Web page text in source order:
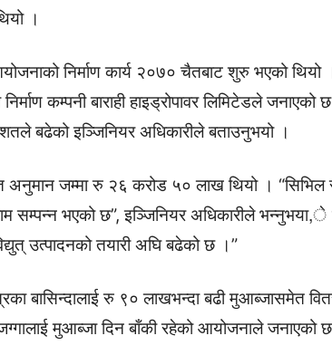
।
निर्माण कार्य २०७० चैतबाट शुरु भएको
कम्पनी बाराही हाइड्रोपावर लिमिटेडले जनाएको
बढेको इञ्जिनियर अधिकारीले बताउनुभयो ।
जम्मा रु २६ करोड ५० लाख थियो । “सिभिल
सम्पन्न भएको छ”, इञ्जिनियर अधिकारीले भन्नुभया,े
उत्पादनको तयारी अघि बढेको छ ।”
बासिन्दालाई रु ९० लाखभन्दा बढी मुआब्जासमेत
मुआब्जा दिन बाँकी रहेको आयोजनाले जनाएको